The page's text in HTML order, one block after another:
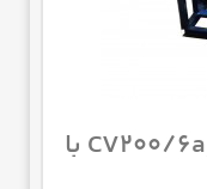
بوستر پمپ پمپیران مدل CV200/6a با